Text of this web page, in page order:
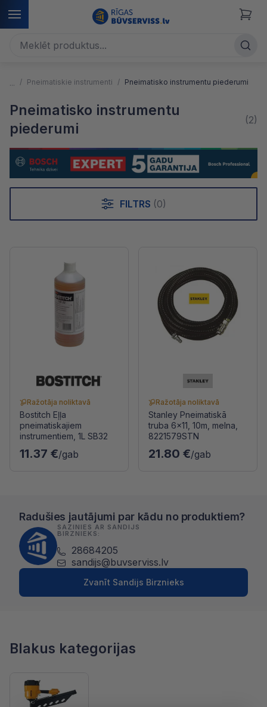
Pneimatiskie instrumenti Pneimatisko instrumentu piederumi
Pneimatisko instrumentu
piederumi
(2)
FILTRS (0)
Ražotāja noliktavā
Bostitch Eļļa
pneimatiskajiem
instrumentiem, 1L SB32
11.37 €/gab
Ražotāja noliktavā
Stanley Pneimatiskā
truba 6x11, 10m, melna,
8221579STN
21.80 €/gab
Radušies jautājumi par kādu no produktiem?
SAZINIES AR SANDIJS
BIRZNIEKS:
28684205
sandijs@buvserviss.lv
Zvanīt Sandijs Birznieks
Blakus kategorijas